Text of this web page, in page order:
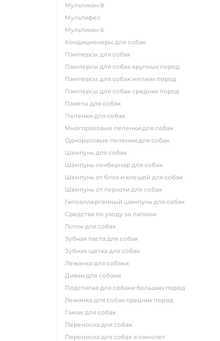
мультикан 8
мультифел
мультикан 6
кондиционеры для собак
памперсы для собак
памперсы для собак крупных пород
памперсы для собак мелких пород
памперсы для собак средних пород
пакеты для собак
пеленки для собак
многоразовые пеленки для собак
одноразовые пеленки для собак
шампунь для собак
шампунь сенбернар для собак
шампунь от блох и клещей для собак
шампунь от перхоти для собак
гипоаллергенный шампунь для собак
средства по уходу за лапами
лоток для собак
зубная паста для собак
зубная щетка для собак
лежанка для собаки
диван для собаки
подстилка для собаки больших пород
лежанка для собак средних пород
гамак для собак
переноска для собак
переноска для собак в самолет